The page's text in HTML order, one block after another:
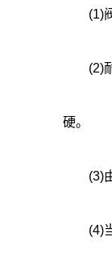
(1)阀
(2)耐
硬。
(3)由
(4)当